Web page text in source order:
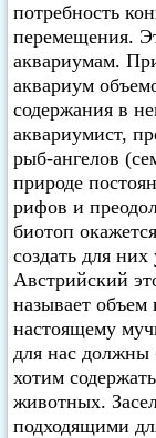
потребность
перемещения.
аквариумам.
аквариум
содержания в
аквариумист,
рыб-ангелов
природе
рифов и
биотоп
создать для
Австрийский
называет
настоящему
для нас
хотим
животных.
подходящими